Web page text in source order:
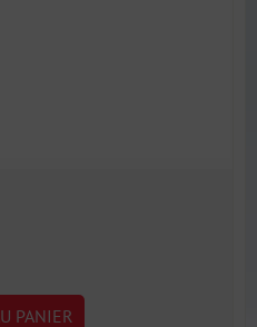
PANIER